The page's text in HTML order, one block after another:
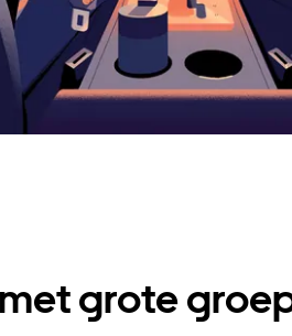
grote